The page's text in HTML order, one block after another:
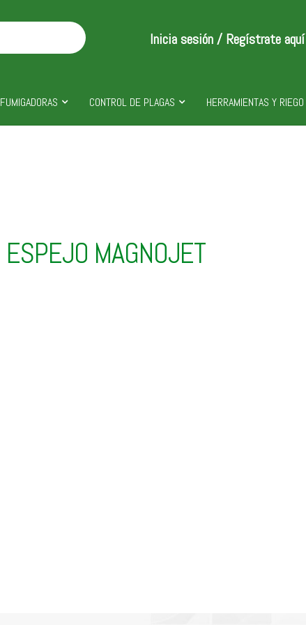
Inicia sesión / Regístrate aquí
FUMIGADORAS CONTROL DE PLAGAS HERRAMIENTAS Y RIEGO
ESPEJO MAGNOJET